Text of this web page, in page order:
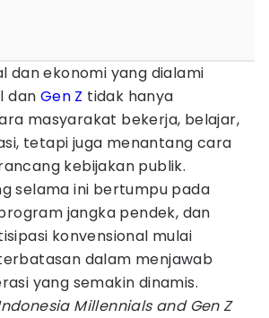
dan ekonomi yang dialami
dan Gen Z tidak hanya
masyarakat bekerja, belajar,
tetapi juga menantang cara
kebijakan publik.
selama ini bertumpu pada
jangka pendek, dan
konvensional mulai
dalam menjawab
yang semakin dinamis.
Millennials and Gen Z